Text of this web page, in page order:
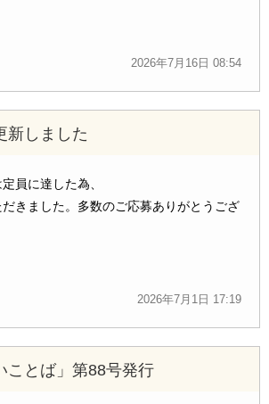
2026年7月16日 08:54
新しました
員に達した為、
きました。多数のご応募ありがとうござ
2026年7月1日 17:19
ことば」第88号発行